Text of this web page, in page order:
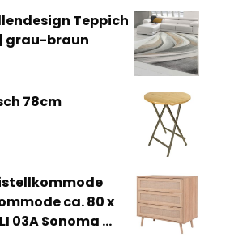
Teppich
grau-braun
78cm
ca. 80 x
03A Sonoma ...